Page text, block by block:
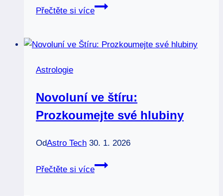
Přečtěte si více
Novoluní
Stabilita
dosah
Astrologie
Novoluní ve štíru:
Prozkoumejte své hlubiny
OdAstro Tech 30. 1. 2026
Přečtěte si více
Novoluní